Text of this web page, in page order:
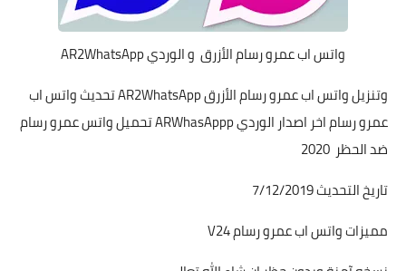
واتس اب عمرو رسام الأزرق و الوردي AR2WhatsApp
وتنزيل واتس اب عمرو رسام الأزرق AR2WhatsApp تحديث واتس اب
عمرو رسام اخر اصدار الوردي ARWhasAppp تحميل واتس عمرو رسام
ضد الحظر 2020
تاريخ التحديث 7/12/2019
مميزات واتس اب عمرو رسام V24